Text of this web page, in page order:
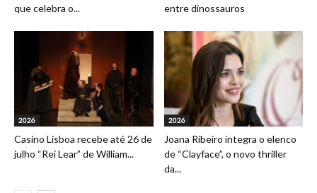
que celebra o...
entre dinossauros
2026
Casino Lisboa recebe até 26 de
julho “Rei Lear” de William...
2026
Joana Ribeiro integra o elenco
de “Clayface”, o novo thriller
da...